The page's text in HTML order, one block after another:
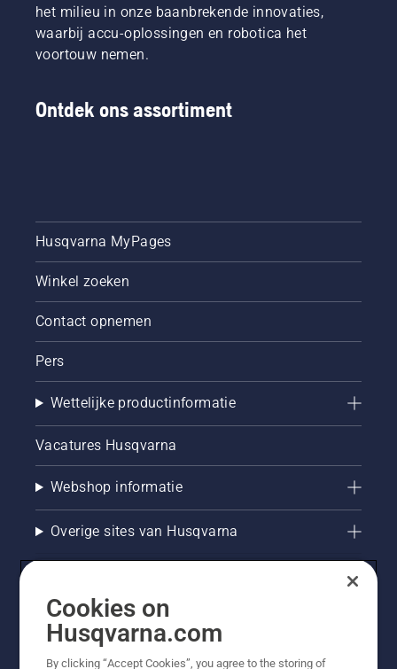
het milieu in onze baanbrekende innovaties,
waarbij accu-oplossingen en robotica het
voortouw nemen.
Ontdek ons assortiment
Husqvarna MyPages
Winkel zoeken
Contact opnemen
Pers
Wettelijke productinformatie
Vacatures Husqvarna
Webshop informatie
Overige sites van Husqvarna
Cookies on
Husqvarna.com
By clicking “Accept Cookies”, you agree to the storing of